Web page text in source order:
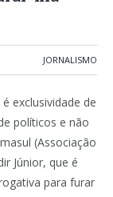
JORNALISMO
exclusividade de
políticos e não
(Associação
Júnior, que é
para furar